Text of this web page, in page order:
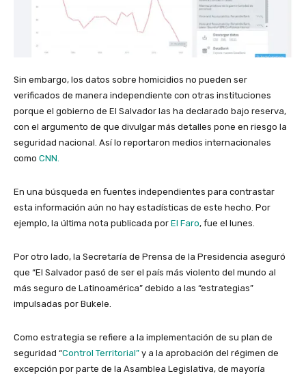
Sin embargo, los datos sobre homicidios no pueden ser
verificados de manera independiente con otras instituciones
porque el gobierno de El Salvador las ha declarado bajo reserva,
con el argumento de que divulgar más detalles pone en riesgo la
seguridad nacional. Así lo reportaron medios internacionales
como CNN.
En una búsqueda en fuentes independientes para contrastar
esta información aún no hay estadísticas de este hecho. Por
ejemplo, la última nota publicada por El Faro, fue el lunes.
Por otro lado, la Secretaría de Prensa de la Presidencia aseguró
que “El Salvador pasó de ser el país más violento del mundo al
más seguro de Latinoamérica” debido a las “estrategias”
impulsadas por Bukele.
Como estrategia se refiere a la implementación de su plan de
seguridad “Control Territorial” y a la aprobación del régimen de
excepción por parte de la Asamblea Legislativa, de mayoría